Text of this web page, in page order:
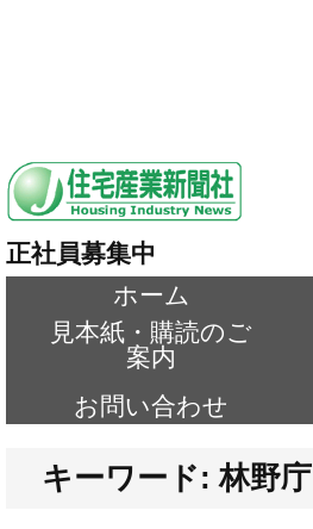
正社員募集中
ホーム
見本紙・購読のご
案内
お問い合わせ
キーワード: 林野庁